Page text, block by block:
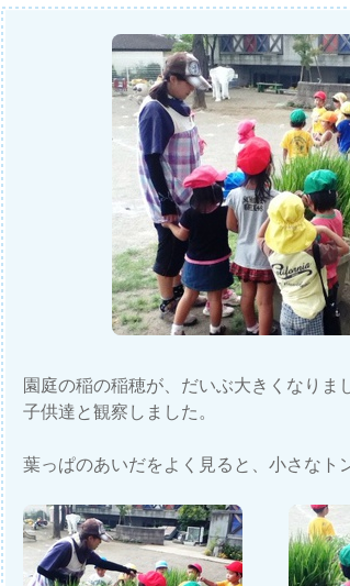
園庭の稲の稲穂が、だいぶ大きくなりま
子供達と観察しました。
葉っぱのあいだをよく見ると、小さなト